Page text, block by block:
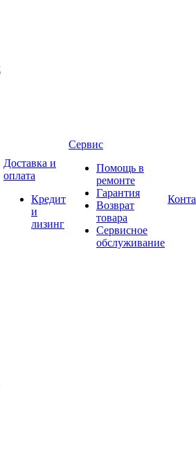
Доставка и
оплата
Кредит
и
лизинг
Сервис
Помощь в
ремонте
Гарантия
Возврат
товара
Сервисное
обслуживание